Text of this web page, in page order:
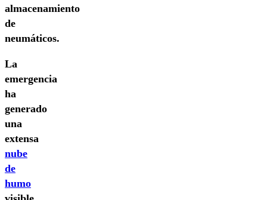
almacenamiento
de
neumáticos.
La
emergencia
ha
generado
una
extensa
nube
de
humo